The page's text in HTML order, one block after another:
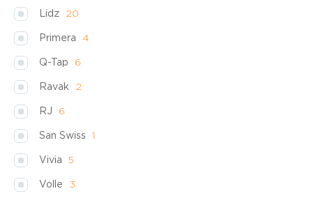
Lidz 20
Primera 4
Q-Tap 6
Ravak 2
RJ 6
San Swiss 1
Vivia 5
Volle 3